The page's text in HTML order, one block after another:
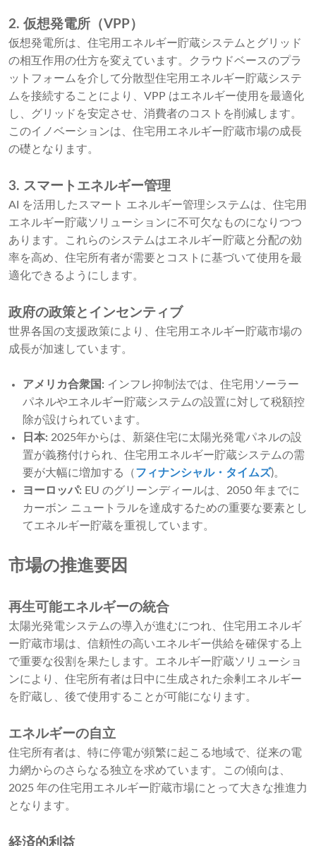
2. 仮想発電所（VPP）
仮想発電所は、住宅用エネルギー貯蔵システムとグリッド
の相互作用の仕方を変えています。クラウドベースのプラ
ットフォームを介して分散型住宅用エネルギー貯蔵システ
ムを接続することにより、VPP はエネルギー使用を最適化
し、グリッドを安定させ、消費者のコストを削減します。
このイノベーションは、住宅用エネルギー貯蔵市場の成長
の礎となります。
3. スマートエネルギー管理
AI を活用したスマート エネルギー管理システムは、住宅用
エネルギー貯蔵ソリューションに不可欠なものになりつつ
あります。これらのシステムはエネルギー貯蔵と分配の効
率を高め、住宅所有者が需要とコストに基づいて使用を最
適化できるようにします。
政府の政策とインセンティブ
世界各国の支援政策により、住宅用エネルギー貯蔵市場の
成長が加速しています。
アメリカ合衆国: インフレ抑制法では、住宅用ソーラー
パネルやエネルギー貯蔵システムの設置に対して税額控
除が設けられています。
日本: 2025年からは、新築住宅に太陽光発電パネルの設
置が義務付けられ、住宅用エネルギー貯蔵システムの需
要が大幅に増加する（フィナンシャル・タイムズ)。
ヨーロッパ: EU のグリーンディールは、2050 年までに
カーボン ニュートラルを達成するための重要な要素とし
てエネルギー貯蔵を重視しています。
市場の推進要因
再生可能エネルギーの統合
太陽光発電システムの導入が進むにつれ、住宅用エネルギ
ー貯蔵市場は、信頼性の高いエネルギー供給を確保する上
で重要な役割を果たします。エネルギー貯蔵ソリューショ
ンにより、住宅所有者は日中に生成された余剰エネルギー
を貯蔵し、後で使用することが可能になります。
エネルギーの自立
住宅所有者は、特に停電が頻繁に起こる地域で、従来の電
力網からのさらなる独立を求めています。この傾向は、
2025 年の住宅用エネルギー貯蔵市場にとって大きな推進力
となります。
経済的利益